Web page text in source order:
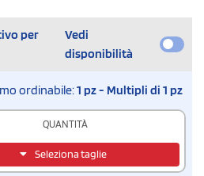
per
Vedi
disponibilità
ordinabile:1 pz - Multipli di 1 pz
QUANTITÀ
Seleziona taglie